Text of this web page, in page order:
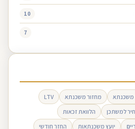
10
7
משכנתא מחזור משכנתא
LTV
למשתכן
הלוואת זכאות
יועץ משכנתאות החזר חודשי